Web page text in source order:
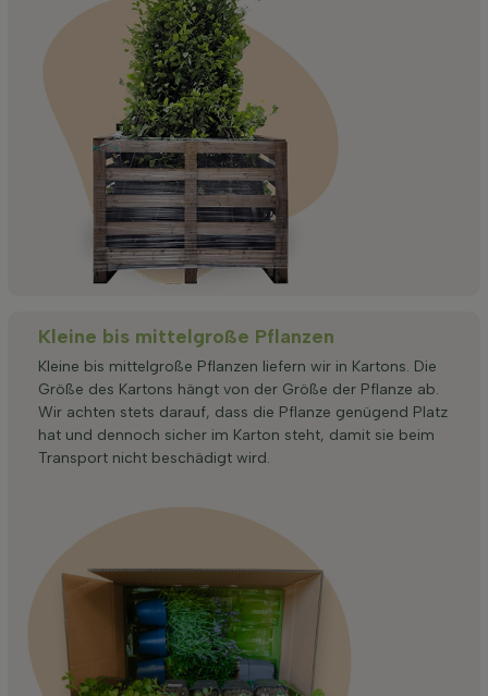
Kleine bis mittelgroße Pflanzen
Kleine bis mittelgroße Pflanzen liefern wir in Kartons. Die
Größe des Kartons hängt von der Größe der Pflanze ab.
Wir achten stets darauf, dass die Pflanze genügend Platz
hat und dennoch sicher im Karton steht, damit sie beim
Transport nicht beschädigt wird.